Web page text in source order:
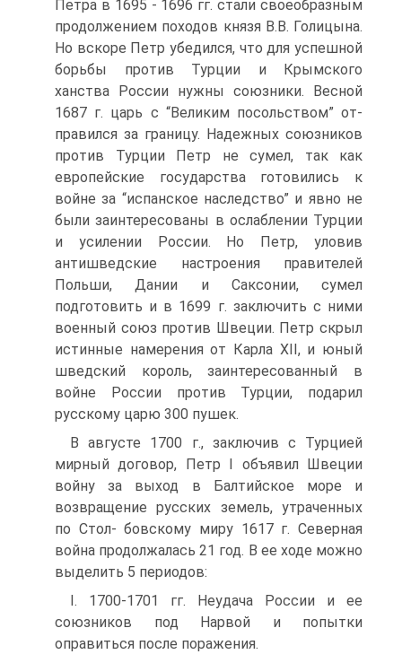
Петра в 1695 - 1696 гг. стали своеобразным
продолжением походов князя В.В. Го­лицына.
Но вскоре Петр убедился, что для успешной
борь­бы против Турции и Крымского
ханства России нужны со­юзники. Весной
1687 г. царь с “Великим посольством” от­
правился за границу. Надежных союзников
против Турции Петр не сумел, так как
европейские государства готовились к
войне за “испанское наследство” и явно не
были заинте­ресованы в ослаблении Турции
и усилении России. Но Петр, уловив
антишведские настроения правителей
Поль­ши, Дании и Саксонии, сумел
подготовить и в 1699 г. за­ключить с ними
военный союз против Швеции. Петр скрыл
истинные намерения от Карла XII, и юный
шведский ко­роль, заинтересованный в
войне России против Турции, подарил
русскому царю 300 пушек.
В августе 1700 г., заключив с Турцией
мирный дого­вор, Петр I объявил Швеции
войну за выход в Балтийское море и
возвращение русских земель, утраченных
по Стол- бовскому миру 1617 г. Северная
война продолжалась 21 год. В ее ходе можно
выделить 5 периодов:
I. 1700-1701 гг. Неудача России и ее
союзников под Нарвой и попытки
оправиться после поражения.